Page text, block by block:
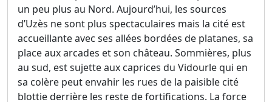
un peu plus au Nord. Aujourd’hui, les sources
d’Uzès ne sont plus spectaculaires mais la cité est
accueillante avec ses allées bordées de platanes, sa
place aux arcades et son château. Sommières, plus
au sud, est sujette aux caprices du Vidourle qui en
sa colère peut envahir les rues de la paisible cité
blottie derrière les reste de fortifications. La force